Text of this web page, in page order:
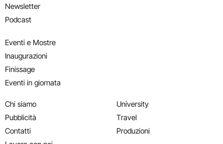
Newsletter
Podcast
Eventi e Mostre
Inaugurazioni
Finissage
Eventi in giornata
Chi siamo
Pubblicità
Contatti
University
Travel
Produzioni